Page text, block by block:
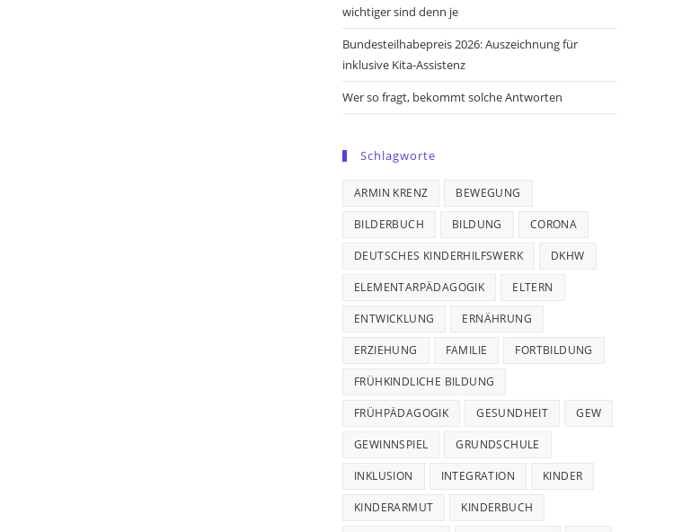
wichtiger sind denn je
Bundesteilhabepreis 2026: Auszeichnung für
inklusive Kita-Assistenz
Wer so fragt, bekommt solche Antworten
Schlagworte
ARMIN KRENZ BEWEGUNG
BILDERBUCH BILDUNG CORONA
DEUTSCHES KINDERHILFSWERK DKHW
ELEMENTARPÄDAGOGIK ELTERN
ENTWICKLUNG ERNÄHRUNG
ERZIEHUNG FAMILIE FORTBILDUNG
FRÜHKINDLICHE BILDUNG
FRÜHPÄDAGOGIK GESUNDHEIT GEW
GEWINNSPIEL GRUNDSCHULE
INKLUSION INTEGRATION KINDER
KINDERARMUT KINDERBUCH